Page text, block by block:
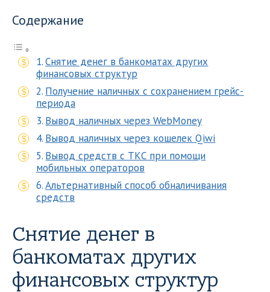
Содержание
Снятие денег в банкоматах других
финансовых структур
Получение наличных с сохранением грейс-
периода
Вывод наличных через WebMoney
Вывод наличных через кошелек Qiwi
Вывод средств с ТКС при помощи
мобильных операторов
Альтернативный способ обналичивания
средств
Снятие денег в
банкоматах других
финансовых структур